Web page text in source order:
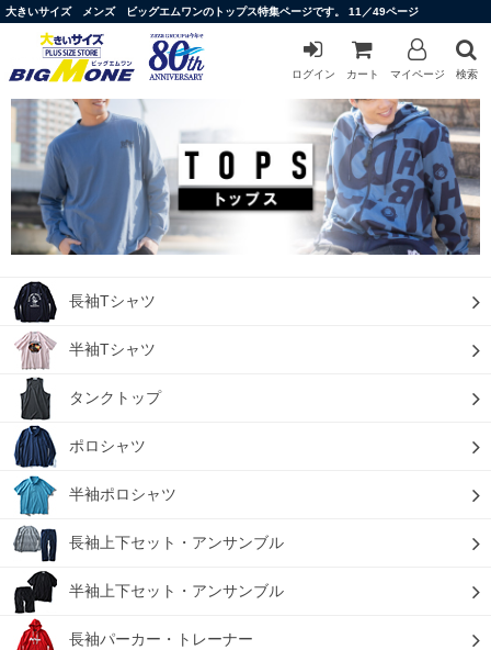
大きいサイズ メンズ ビッグエムワンのトップス特集ページです。 11／49ページ
ログイン カート マイページ 検索
長袖Tシャツ
半袖Tシャツ
タンクトップ
ポロシャツ
半袖ポロシャツ
長袖上下セット・アンサンブル
半袖上下セット・アンサンブル
長袖パーカー・トレーナー